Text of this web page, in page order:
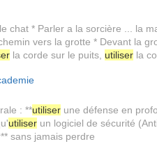
chat * Parler a la sorcière ... la
vers la grotte * Devant la
la corde sur le puits, utiliser la
: **utiliser une défense en
utiliser un logiciel de sécurité
sans jamais perdre